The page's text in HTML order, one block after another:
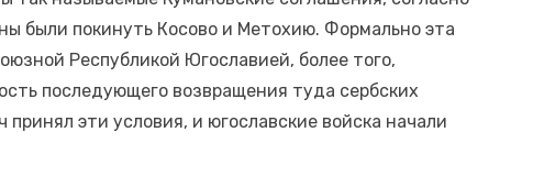
были покинуть Косово и Метохию. Формально эта
Республикой Югославией, более того,
последующего возвращения туда сербских
эти условия, и югославские войска начали